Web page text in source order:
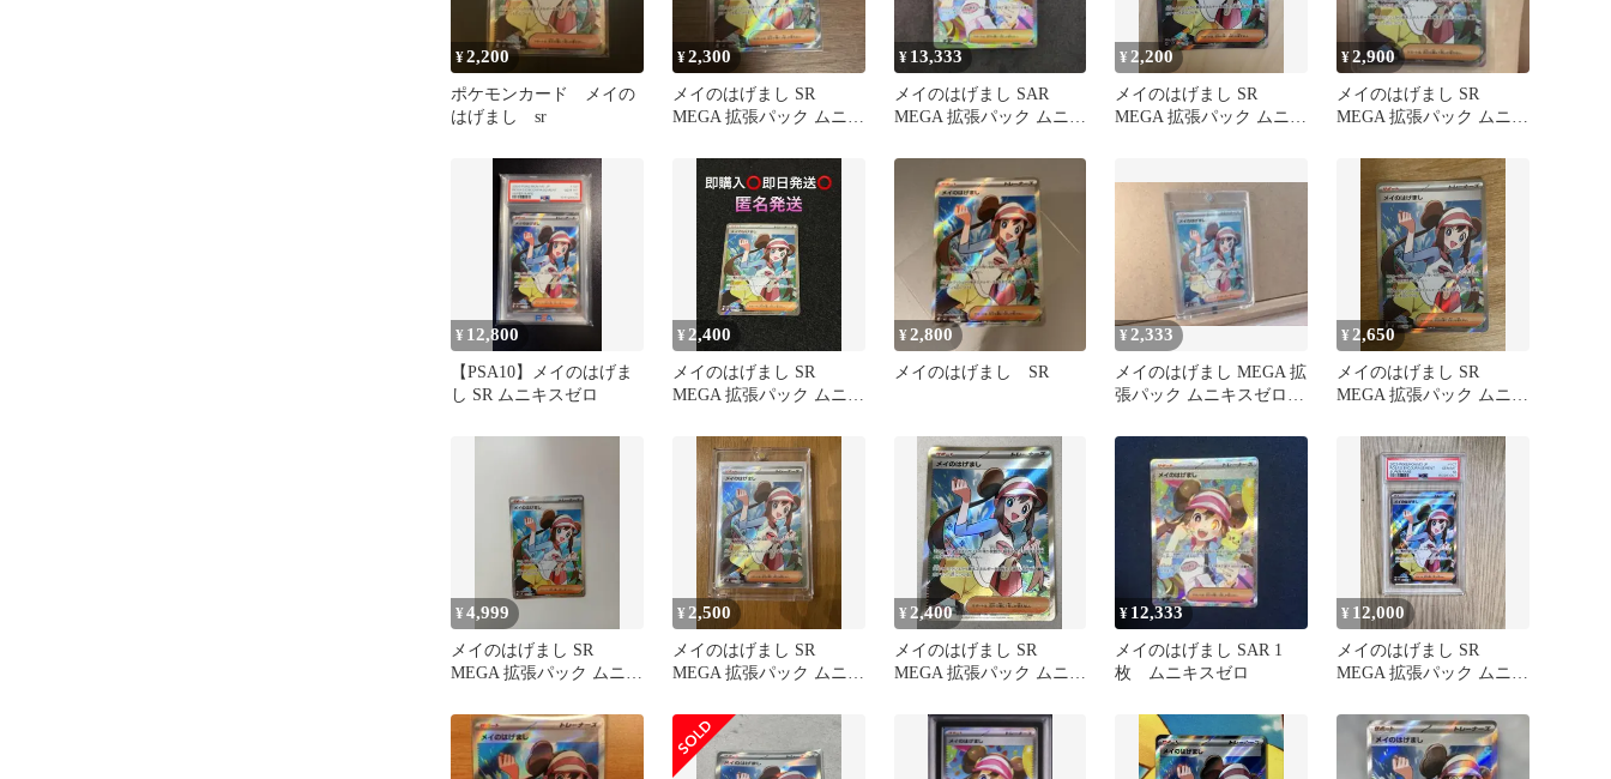
¥2,200
ポケモンカード メイの
はげまし sr
¥2,300
メイのはげまし SR
MEGA 拡張パック ムニキ
¥ 13,333
メイのはげまし SAR
MEGA 拡張パック ムニキ
¥ 2,200
メイのはげまし SR
MEGA 拡張パック ムニキ
¥2,900
メイのはげまし SR
MEGA 拡張パック ムニキ
¥ 12,800
【PSA10】メイのはげま
し SR ムニキスゼロ
¥ 2,400
メイのはげまし SR
MEGA 拡張パック ムニキ
¥2,800
メイのはげまし SR
¥ 2,333
メイのはげまし MEGA 拡
張パック ムニキスゼロ
¥ 2,650
メイのはげまし SR
MEGA 拡張パック ムニキ
¥4,999
メイのはげまし SR
MEGA 拡張パック ムニキ
¥ 2,500
メイのはげまし SR
MEGA 拡張パック ムニキ
¥ 2,400
メイのはげまし SR
MEGA 拡張パック ムニキ
¥ 12,333
メイのはげまし SAR 1
枚 ムニキスゼロ
¥ 12,000
メイのはげまし SR
MEGA 拡張パック ムニキ